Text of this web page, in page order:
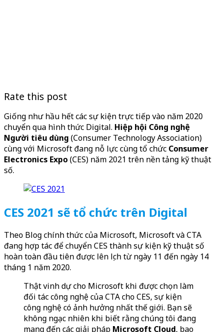
Rate this post
Giống như hầu hết các sự kiện trực tiếp vào năm 2020
chuyển qua hình thức Digital. Hiệp hội Công nghệ
Người tiêu dùng (Consumer Technology Association)
cùng với Microsoft đang nỗ lực cùng tổ chức Consumer
Electronics Expo(CES) năm 2021 trên nền tảng kỹ thuật
số.
CES 2021 sẽ tổ chức trên Digital
Theo Blog chính thức của Microsoft, Microsoft và CTA
đang hợp tác để chuyển CES thành sự kiện kỹ thuật số
hoàn toàn đầu tiên được lên lịch từ ngày 11 đến ngày 14
tháng 1 năm 2020.
Thật vinh dự cho Microsoft khi được chọn làm
đối tác công nghệ của CTA cho CES, sự kiện
công nghệ có ảnh hưởng nhất thế giới. Bạn sẽ
không ngạc nhiên khi biết rằng chúng tôi đang
mang đến các giải pháp Microsoft Cloud, bao